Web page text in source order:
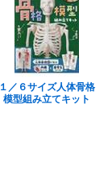
１／６サイズ人体骨格
模型組み立てキット